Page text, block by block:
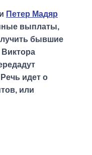
Петер Мадяр
выплаты,
бывшие
идет о
или